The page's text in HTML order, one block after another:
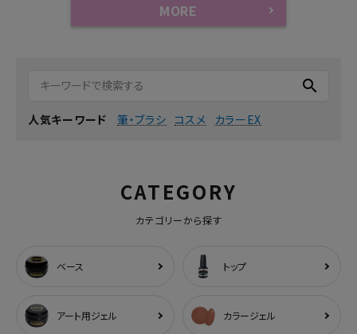
MORE
search
人気キーワード 筆・ブラシ コスメ カラーEX
CATEGORY
カテゴリーから探す
ベース トップ
アート用ジェル カラージェル